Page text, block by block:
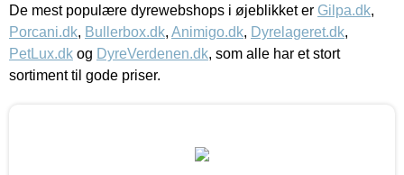
De mest populære dyrewebshops i øjeblikket er Gilpa.dk,
Porcani.dk, Bullerbox.dk, Animigo.dk, Dyrelageret.dk,
PetLux.dk og DyreVerdenen.dk, som alle har et stort
sortiment til gode priser.